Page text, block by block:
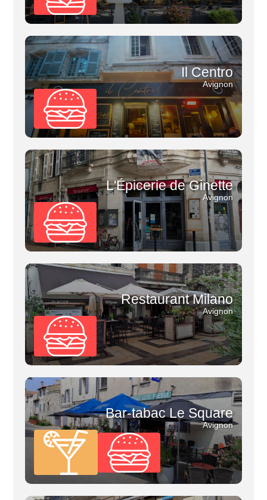
Il Centro
Avignon
L'Épicerie de Ginette
Avignon
Restaurant Milano
Avignon
Bar-tabac Le Square
Avignon